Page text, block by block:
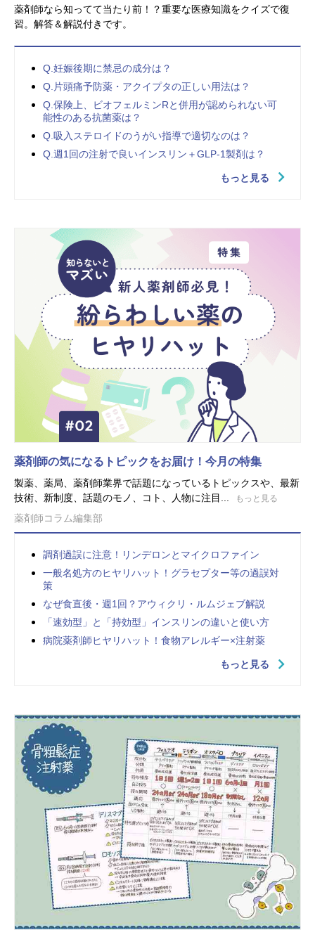
薬剤師なら知ってて当たり前！？重要な医療知識をクイズで復
習。解答＆解説付きです。
Q.妊娠後期に禁忌の成分は？
Q.片頭痛予防薬・アクイプタの正しい用法は？
Q.保険上、ビオフェルミンRと併用が認められない可
能性のある抗菌薬は？
Q.吸入ステロイドのうがい指導で適切なのは？
Q.週1回の注射で良いインスリン＋GLP-1製剤は？
もっと見る
薬剤師の気になるトピックをお届け！今月の特集
製薬、薬局、薬剤師業界で話題になっているトピックスや、最新
技術、新制度、話題のモノ、コト、人物に注目...
もっと見る
薬剤師コラム編集部
調剤過誤に注意！リンデロンとマイクロファイン
一般名処方のヒヤリハット！グラセプター等の過誤対
策
なぜ食直後・週1回？アウィクリ・ルムジェブ解説
「速効型」と「持効型」インスリンの違いと使い方
病院薬剤師ヒヤリハット！食物アレルギー×注射薬
もっと見る